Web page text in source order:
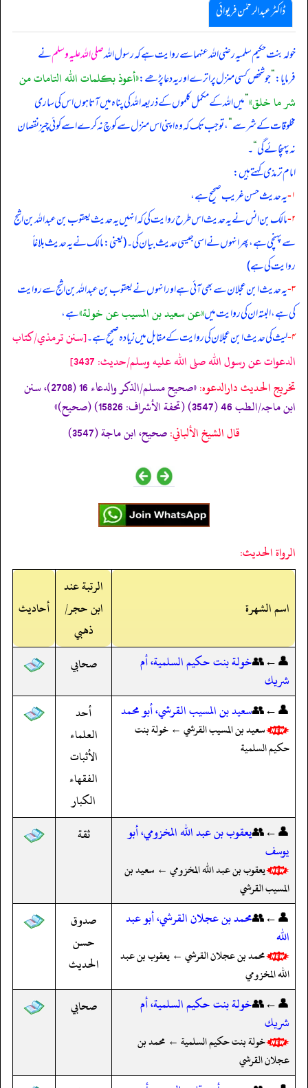
ڈاکٹر عبدالرحمٰن فریوائی
خولہ بنت حکیم سلمیہ رضی الله عنہما سے روایت ہے کہرسول اللہصلی اللہ علیہ وسلمنے
فرمایا:”جو شخص کسی منزل پر اترے اور یہ دعا پڑھے:«أعوذ بكلمات الله التامات من
شر ما خلق»”میں اللہ کے مکمل کلموں کے ذریعہ اللہ کی پناہ میں آتا ہوں اس کی ساری
مخلوقات کے شر سے“، تو جب تک کہ وہ اپنی اس منزل سے کوچ نہ کرے اسے کوئی چیز نقصان
نہ پہنچائے گی“۔
امام ترمذی کہتے ہیں:
۱- یہ حدیث حسن غریب صحیح ہے،
۲- مالک بن انس نے یہ حدیث اس طرح روایت کی کہ انہیں یہ حدیث یعقوب بن عبداللہ بن اشج
سے پہنچی ہے، پھر انہوں نے اسی جیسی حدیث بیان کی۔ (یعنی: مالک نے یہ حدیث بلاغاً
روایت کی ہے)
۳- یہ حدیث ابن عجلان سے بھی آئی ہے اور انہوں نے یعقوب بن عبداللہ بن اشج سے روایت
کی ہے، البتہ ان کی روایت میں«عن سعيد بن المسيب عن خولة»ہے،
۴- لیث کی حدیث ابن عجلان کی روایت کے مقابل میں زیادہ صحیح ہے۔[سنن ترمذي/كتاب
الدعوات عن رسول الله صلى الله عليه وسلم/حدیث: 3437]
تخریج الحدیث دارالدعوہ:
«صحیح مسلم/الذکر والدعاء 16 (2708)، سنن
ابن ماجہ/الطب 46 (3547) (تحفة الأشراف: 15826) (صحیح)»
قال الشيخ الألباني:صحيح، ابن ماجة (3547)
الرواة الحديث:
اسم الشهرة
الرتبة عند
ابن حجر/
ذهبي
أحاديث
👤←👥خولة بنت حكيم السلمية، أم
شريك
صحابي
👤←👥سعيد بن المسيب القرشي، أبو محمد
سعيد بن المسيب القرشي ← خولة بنت
حكيم السلمية
أحد
العلماء
الأثبات
الفقهاء
الكبار
👤←👥يعقوب بن عبد الله المخزومي، أبو
يوسف
يعقوب بن عبد الله المخزومي ← سعيد بن
المسيب القرشي
ثقة
👤←👥محمد بن عجلان القرشي، أبو عبد
الله
محمد بن عجلان القرشي ← يعقوب بن عبد
الله المخزومي
صدوق
حسن
الحديث
👤←👥خولة بنت حكيم السلمية، أم
شريك
خولة بنت حكيم السلمية ← محمد بن
عجلان القرشي
صحابي